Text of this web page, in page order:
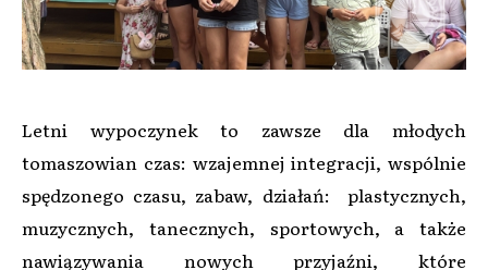
Letni wypoczynek to zawsze dla młodych
tomaszowian czas: wzajemnej integracji, wspólnie
spędzonego czasu, zabaw, działań: plastycznych,
muzycznych, tanecznych, sportowych, a także
nawiązywania nowych przyjaźni, które